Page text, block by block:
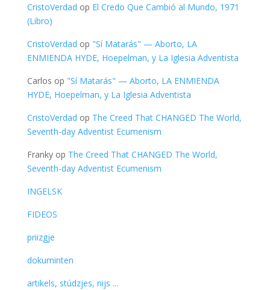
CristoVerdad op El Credo Que Cambió al Mundo, 1971
(Libro)
CristoVerdad op "Sí Matarás" — Aborto, LA
ENMIENDA HYDE, Hoepelman, y La Iglesia Adventista
Carlos op "Sí Matarás" — Aborto, LA ENMIENDA
HYDE, Hoepelman, y La Iglesia Adventista
CristoVerdad op The Creed That CHANGED The World,
Seventh-day Adventist Ecumenism
Frankyop The Creed That CHANGED The World,
Seventh-day Adventist Ecumenism
INGELSK
FIDEOS
priizgje
dokuminten
artikels, stúdzjes, nijs ...